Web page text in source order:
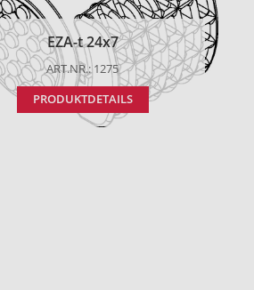
EZA-t 24x7
ART.NR.: 1275
PRODUKTDETAILS